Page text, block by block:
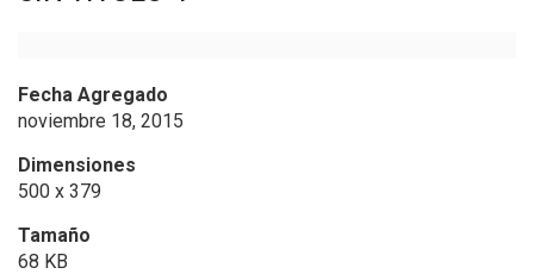
Fecha Agregado
noviembre 18, 2015
Dimensiones
500 x 379
Tamaño
68 KB